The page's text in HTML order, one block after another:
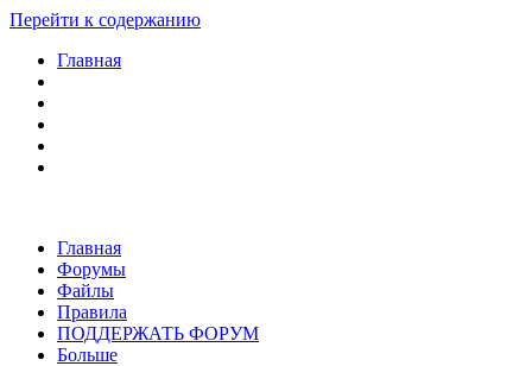
Перейти к содержанию
Главная
Главная
Форумы
Файлы
Правила
ПОДДЕРЖАТЬ ФОРУМ
Больше